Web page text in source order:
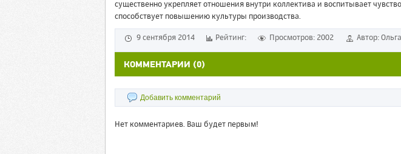
существенно укрепляет отношения внутри коллектива и воспитывает
способствует повышению культуры производства.
9 сентября 2014 Рейтинг: Просмотров: 2002 Автор:
КОММЕНТАРИИ (0)
Добавить комментарий
Нет комментариев. Ваш будет первым!